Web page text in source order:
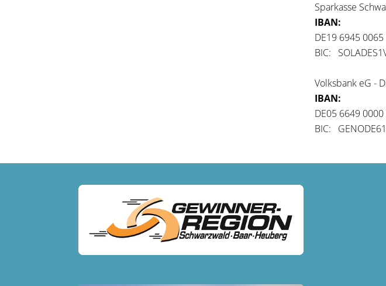
Sparkasse
IBAN:
DE19 6945
BIC:
Volksbank eG -
IBAN:
DE05 6649
BIC: